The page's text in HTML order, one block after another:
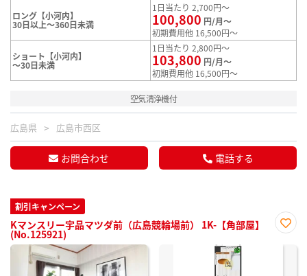
ロング【小河内】
30日以上～360日未満
1日当たり 2,700円～
100,800 円/月～
初期費用他 16,500円～
ショート【小河内】
～30日未満
1日当たり 2,800円～
103,800 円/月～
初期費用他 16,500円～
空気清浄機付
広島県 広島市西区
お問合わせ 電話する
割引キャンペーン
Kマンスリー宇品マツダ前（広島競輪場前） 1K-【角部屋】
(No.125921)
に入